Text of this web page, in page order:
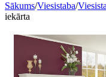
Sākums/Viesistaba/
iekārta